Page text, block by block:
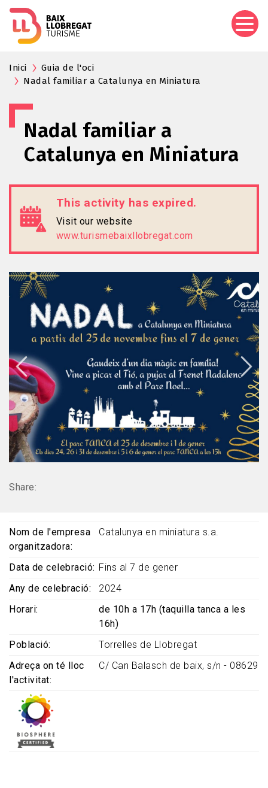
Inici
Guia de l'oci
Nadal familiar a Catalunya en Miniatura
Nadal familiar a
Catalunya en Miniatura
This activity has expired.
Visit our website
www.turismebaixllobregat.com
Share:
Nom de l'empresa
organitzadora
Catalunya en miniatura s.a.
Data de celebració
Fins al 7 de gener
Any de celebració
2024
Horari
de 10h a 17h (taquilla tanca a les
16h)
Població
Torrelles de Llobregat
Adreça on té lloc
l'activitat
C/ Can Balasch de baix, s/n - 08629